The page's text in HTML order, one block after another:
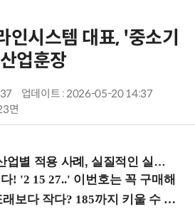
인시스템 대표, '중소기
업훈장
업데이트 : 2026-05-20 14:37
면
례, 실질적인 실행 전략을 공유 (9/18 양재역)